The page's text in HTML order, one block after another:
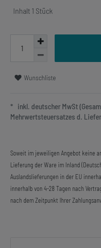
Inhalt 1 Stück
Wunschliste
* inkl. deutscher MwSt
Mehrwertsteuersatzes d.
Soweit im jeweiligen Angebot keine
Lieferung der Ware im Inland
Auslandslieferungen in der EU
innerhalb von 4-28 Tagen nach
nach dem Zeitpunkt Ihrer